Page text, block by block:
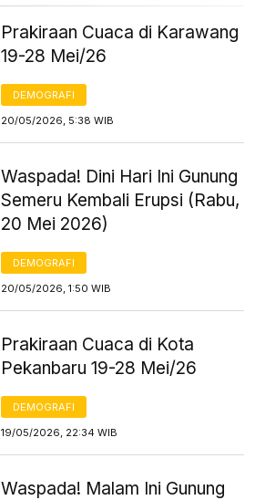
Prakiraan Cuaca di Karawang
19-28 Mei/26
DEMOGRAFI
20/05/2026, 5:38 WIB
Waspada! Dini Hari Ini Gunung
Semeru Kembali Erupsi (Rabu,
20 Mei 2026)
DEMOGRAFI
20/05/2026, 1:50 WIB
Prakiraan Cuaca di Kota
Pekanbaru 19-28 Mei/26
DEMOGRAFI
19/05/2026, 22:34 WIB
Waspada! Malam Ini Gunung